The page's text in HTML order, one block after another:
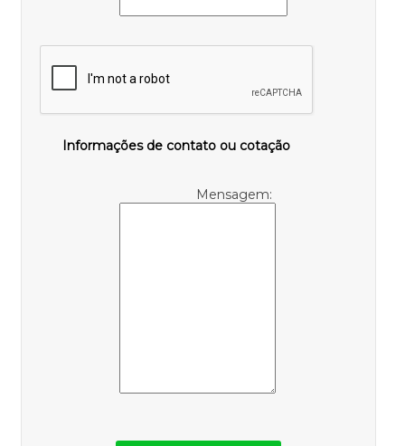
Informações de contato ou cotação
Mensagem: